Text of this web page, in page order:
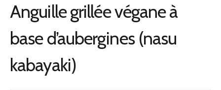
Anguille grillée végane à
base d’aubergines (nasu
kabayaki)